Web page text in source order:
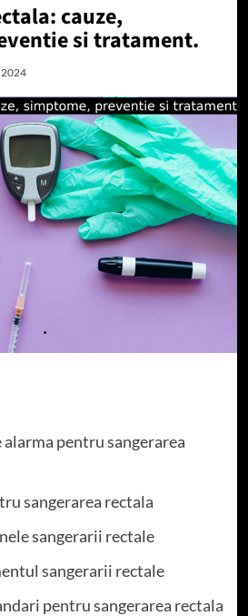
cauze,
si tratament.
alarma pentru sangerarea
sangerarea rectala
sangerarii rectale
sangerarii rectale
pentru sangerarea rectala